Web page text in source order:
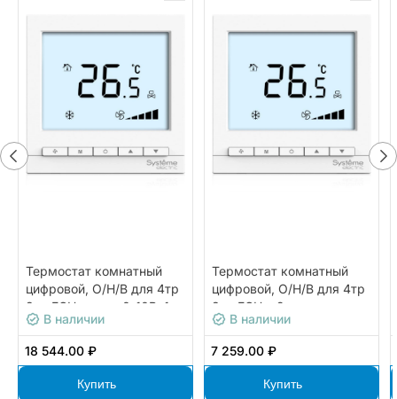
Термостат комнатный
цифровой, О/Н/В для 4тр
3ск FCU и клап 0-10В, 1TI
1DI 3DO 2AO Modbus бел
В наличии
18 544.00 ₽
Купить
Термостат комнатный
цифровой, О/Н/В для 4тр
3ск FCU и 2-поз.клап,
5DO бел ~230В бел BS
В наличии
7 259.00 ₽
Купить